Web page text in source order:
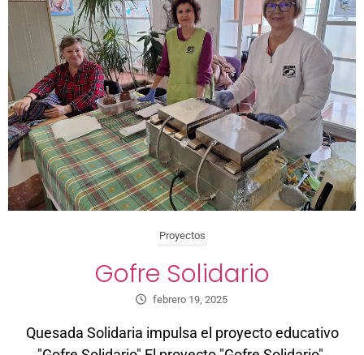
Proyectos
Gofre Solidario
febrero 19, 2025
Quesada Solidaria impulsa el proyecto educativo